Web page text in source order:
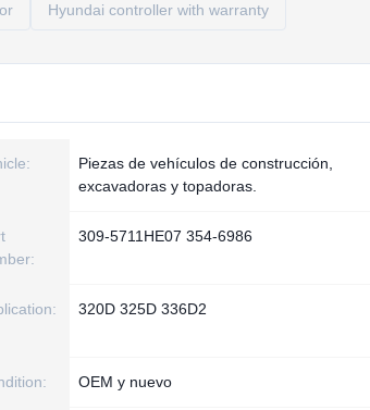
Hyundai controller with warranty
Piezas de vehículos de construcción,
excavadoras y topadoras.
309-5711HE07 354-6986
320D 325D 336D2
OEM y nuevo